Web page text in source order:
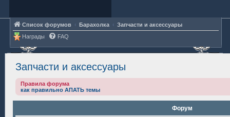
Список форумов Барахолка
Запчасти и аксессуары
Награды
FAQ
Запчасти и аксессуары
Правила форума
как правильно АПАТЬ темы
Форум